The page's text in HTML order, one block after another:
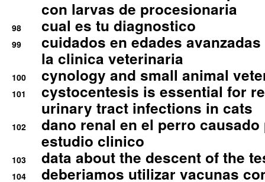
con larvas de procesionaria
98 cual es tu diagnostico
99
cuidados en edades
la clinica veterinaria
100 cynology and small animal
101
cystocentesis is essential for
urinary tract infections in cats
102
dano renal en el perro
estudio clinico
103 data about the descent of the
104
deberiamos utilizar vacunas